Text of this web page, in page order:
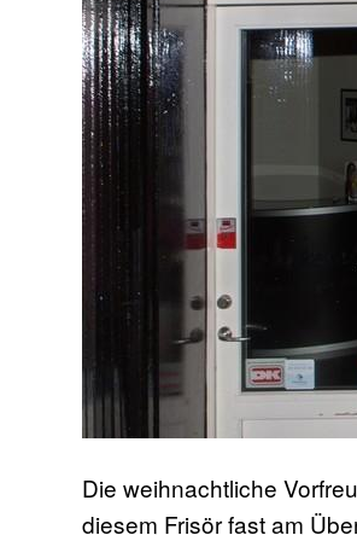
Die weihnachtliche
diesem Frisör fast am